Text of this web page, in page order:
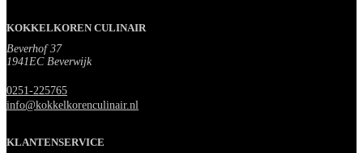
KOKKELKOREN CULINAIR
Beverhof 37
1941EC Beverwijk
0251-225765
info@kokkelkorenculinair.nl
KLANTENSERVICE